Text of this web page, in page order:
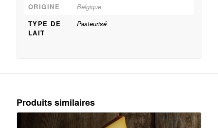
ORIGINE
Belgique
TYPE DE
LAIT
Pasteurisé
Produits similaires